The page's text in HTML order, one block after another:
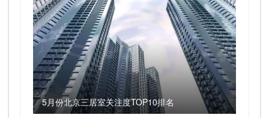
5月份北京三居室关注度TOP10排名